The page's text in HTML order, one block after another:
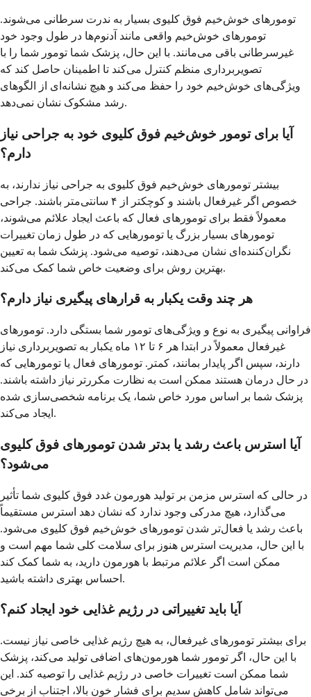
تومورهای خوش‌خیم فوق کلیوی بسیار به ندرت سرطانی می‌شوند.
تومورهای خوش‌خیم واقعی مانند آدنوم‌ها در طول وجود خود
غیرسرطانی باقی می‌مانند. با این حال، پزشک شما تومور شما را با
تصویربرداری منظم کنترل می‌کند تا اطمینان حاصل کند که
ویژگی‌های خوش‌خیم خود را حفظ می‌کند و هیچ نشانه‌ای از الگوهای
رشد مشکوک نشان نمی‌دهد.
آیا برای تومور خوش‌خیم فوق کلیوی خود به جراحی نیاز
دارم؟
بیشتر تومورهای خوش‌خیم فوق کلیوی به جراحی نیاز ندارند، به
خصوص اگر غیرفعال باشند و کوچکتر از ۴ سانتی‌متر باشند. جراحی
معمولاً فقط برای تومورهای فعال که باعث ایجاد علائم می‌شوند،
تومورهای بسیار بزرگ یا تومورهایی که در طول زمان تغییرات
نگران‌کننده‌ای نشان می‌دهند، توصیه می‌شود. پزشک شما به تعیین
بهترین روش برای وضعیت خاص شما کمک می‌کند.
هر چند وقت یکبار به قرارهای پیگیری نیاز دارم؟
فراوانی پیگیری به نوع و ویژگی‌های تومور شما بستگی دارد. تومورهای
غیرفعال معمولاً در ابتدا هر ۶ تا ۱۲ ماه یکبار به تصویربرداری نیاز
دارند، سپس اگر پایدار بمانند، کمتر. تومورهای فعال یا تومورهایی که
در حال درمان هستند ممکن است به نظارت مکررتر نیاز داشته باشند.
پزشک شما بر اساس مورد خاص شما، یک برنامه شخصی‌سازی شده
ایجاد می‌کند.
آیا استرس باعث رشد یا بدتر شدن تومورهای فوق کلیوی
می‌شود؟
در حالی که استرس مزمن بر تولید هورمون غدد فوق کلیوی شما تأثیر
می‌گذارد، هیچ مدرکی وجود ندارد که نشان دهد استرس مستقیماً
باعث رشد یا فعال‌تر شدن تومورهای خوش‌خیم فوق کلیوی می‌شود.
با این حال، مدیریت استرس هنوز برای سلامت کلی شما مهم است و
ممکن است اگر علائم مرتبط با هورمون دارید، به شما کمک کند
احساس بهتری داشته باشید.
آیا باید تغییراتی در رژیم غذایی خود ایجاد کنم؟
برای بیشتر تومورهای غیرفعال، به هیچ رژیم غذایی خاصی نیاز نیست.
با این حال، اگر تومور شما هورمون‌های اضافی تولید می‌کند، پزشک
شما ممکن است تغییرات خاصی در رژیم غذایی را توصیه کند. این
می‌تواند شامل کاهش سدیم برای فشار خون بالا، اجتناب از برخی